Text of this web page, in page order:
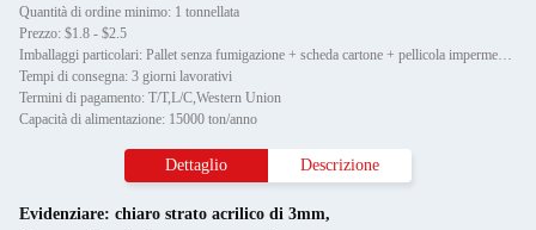
Quantità di ordine minimo: 1 tonnellata
Prezzo: $1.8 - $2.5
Imballaggi particolari: Pallet senza fumigazione + scheda cartone + pellicola impermeabile
Tempi di consegna: 3 giorni lavorativi
Termini di pagamento: T/T,L/C,Western Union
Capacità di alimentazione: 15000 ton/anno
Dettaglio Descrizione
Evidenziare: chiaro strato acrilico di 3mm,